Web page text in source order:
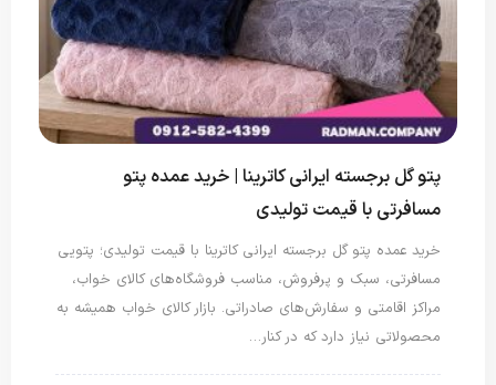
پتو گل برجسته ایرانی کاترینا | خرید عمده پتو
مسافرتی با قیمت تولیدی
خرید عمده پتو گل برجسته ایرانی کاترینا با قیمت تولیدی؛ پتویی
مسافرتی، سبک و پرفروش، مناسب فروشگاه‌های کالای خواب،
مراکز اقامتی و سفارش‌های صادراتی. بازار کالای خواب همیشه به
محصولاتی نیاز دارد که در کنار…